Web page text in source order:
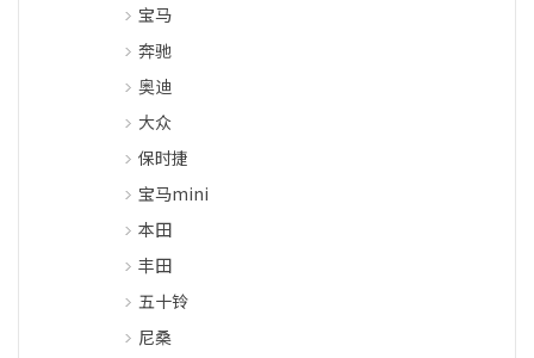
宝马
奔驰
奥迪
大众
保时捷
宝马mini
本田
丰田
五十铃
尼桑